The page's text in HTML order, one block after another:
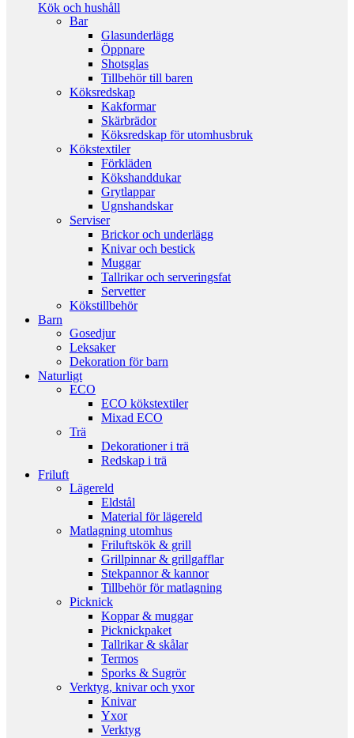
Kök och hushåll
Bar
Glasunderlägg
Öppnare
Shotsglas
Tillbehör till baren
Köksredskap
Kakformar
Skärbrädor
Köksredskap för utomhusbruk
Kökstextiler
Förkläden
Kökshanddukar
Grytlappar
Ugnshandskar
Serviser
Brickor och underlägg
Knivar och bestick
Muggar
Tallrikar och serveringsfat
Servetter
Kökstillbehör
Barn
Gosedjur
Leksaker
Dekoration för barn
Naturligt
ECO
ECO kökstextiler
Mixad ECO
Trä
Dekorationer i trä
Redskap i trä
Friluft
Lägereld
Eldstål
Material för lägereld
Matlagning utomhus
Friluftskök & grill
Grillpinnar & grillgafflar
Stekpannor & kannor
Tillbehör för matlagning
Picknick
Koppar & muggar
Picknickpaket
Tallrikar & skålar
Termos
Sporks & Sugrör
Verktyg, knivar och yxor
Knivar
Yxor
Verktyg